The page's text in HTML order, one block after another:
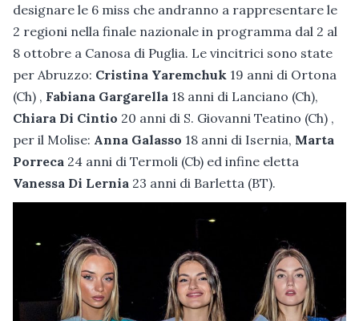
designare le 6 miss che andranno a rappresentare le
2 regioni nella finale nazionale in programma dal 2 al
8 ottobre a Canosa di Puglia. Le vincitrici sono state
per Abruzzo: Cristina Yaremchuk 19 anni di Ortona
(Ch) , Fabiana Gargarella 18 anni di Lanciano (Ch),
Chiara Di Cintio 20 anni di S. Giovanni Teatino (Ch) ,
per il Molise: Anna Galasso 18 anni di Isernia, Marta
Porreca 24 anni di Termoli (Cb) ed infine eletta
Vanessa Di Lernia 23 anni di Barletta (BT).